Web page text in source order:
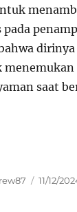
saat
Posted
11/12/